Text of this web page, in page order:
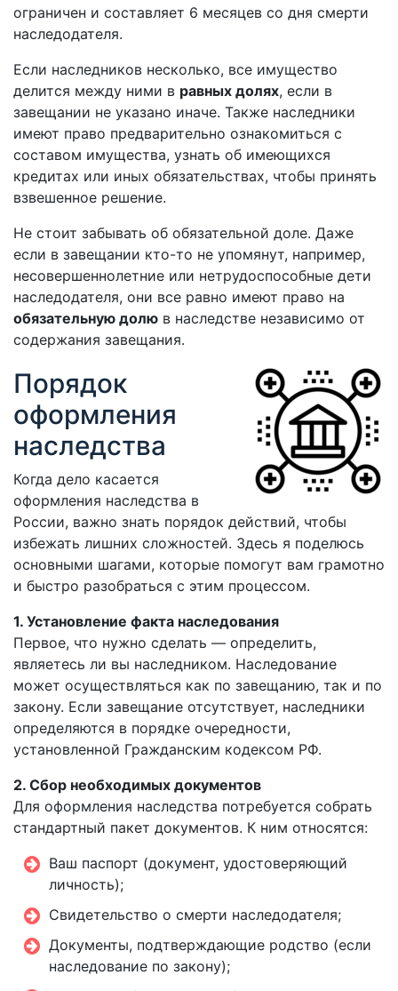
ограничен и составляет 6 месяцев со дня смерти
наследодателя.
Если наследников несколько, все имущество
делится между ними в равных долях, если в
завещании не указано иначе. Также наследники
имеют право предварительно ознакомиться с
составом имущества, узнать об имеющихся
кредитах или иных обязательствах, чтобы принять
взвешенное решение.
Не стоит забывать об обязательной доле. Даже
если в завещании кто-то не упомянут, например,
несовершеннолетние или нетрудоспособные дети
наследодателя, они все равно имеют право на
обязательную долю в наследстве независимо от
содержания завещания.
Порядок
оформления
наследства
Когда дело касается
оформления наследства в
России, важно знать порядок действий, чтобы
избежать лишних сложностей. Здесь я поделюсь
основными шагами, которые помогут вам грамотно
и быстро разобраться с этим процессом.
1. Установление факта наследования
Первое, что нужно сделать — определить,
являетесь ли вы наследником. Наследование
может осуществляться как по завещанию, так и по
закону. Если завещание отсутствует, наследники
определяются в порядке очередности,
установленной Гражданским кодексом РФ.
2. Сбор необходимых документов
Для оформления наследства потребуется собрать
стандартный пакет документов. К ним относятся:
Ваш паспорт (документ, удостоверяющий
личность);
Свидетельство о смерти наследодателя;
Документы, подтверждающие родство (если
наследование по закону);